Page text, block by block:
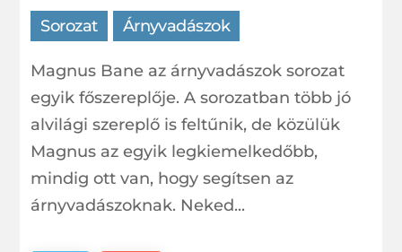
Sorozat Árnyvadászok
Magnus Bane az árnyvadászok sorozat
egyik főszereplője. A sorozatban több jó
alvilági szereplő is feltűnik, de közülük
Magnus az egyik legkiemelkedőbb,
mindig ott van, hogy segítsen az
árnyvadászoknak. Neked...